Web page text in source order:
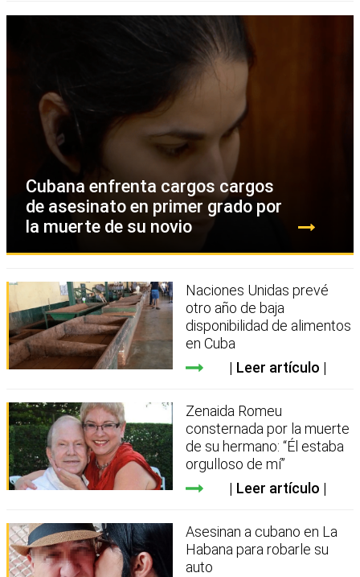
Cubana enfrenta cargos cargos
de asesinato en primer grado por
la muerte de su novio
Naciones Unidas prevé
otro año de baja
disponibilidad de alimentos
en Cuba
Leer artículo
Zenaida Romeu
consternada por la muerte
de su hermano: “Él estaba
orgulloso de mí”
Leer artículo
Asesinan a cubano en La
Habana para robarle su
auto